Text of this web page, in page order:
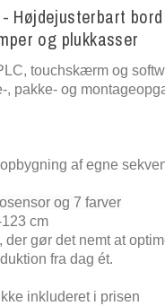
Højdejusterbart bord
og plukkasser
touchskærm og
pakke- og
af egne
og 7 farver
cm
gør det nemt at
fra dag ét.
inkluderet i prisen